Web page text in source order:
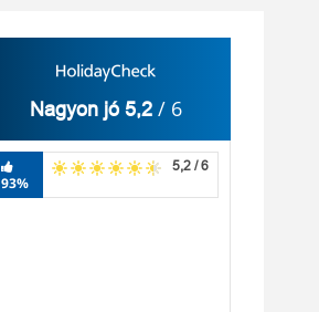
Nagyon jó 5,2 / 6
93%
5,2 / 6